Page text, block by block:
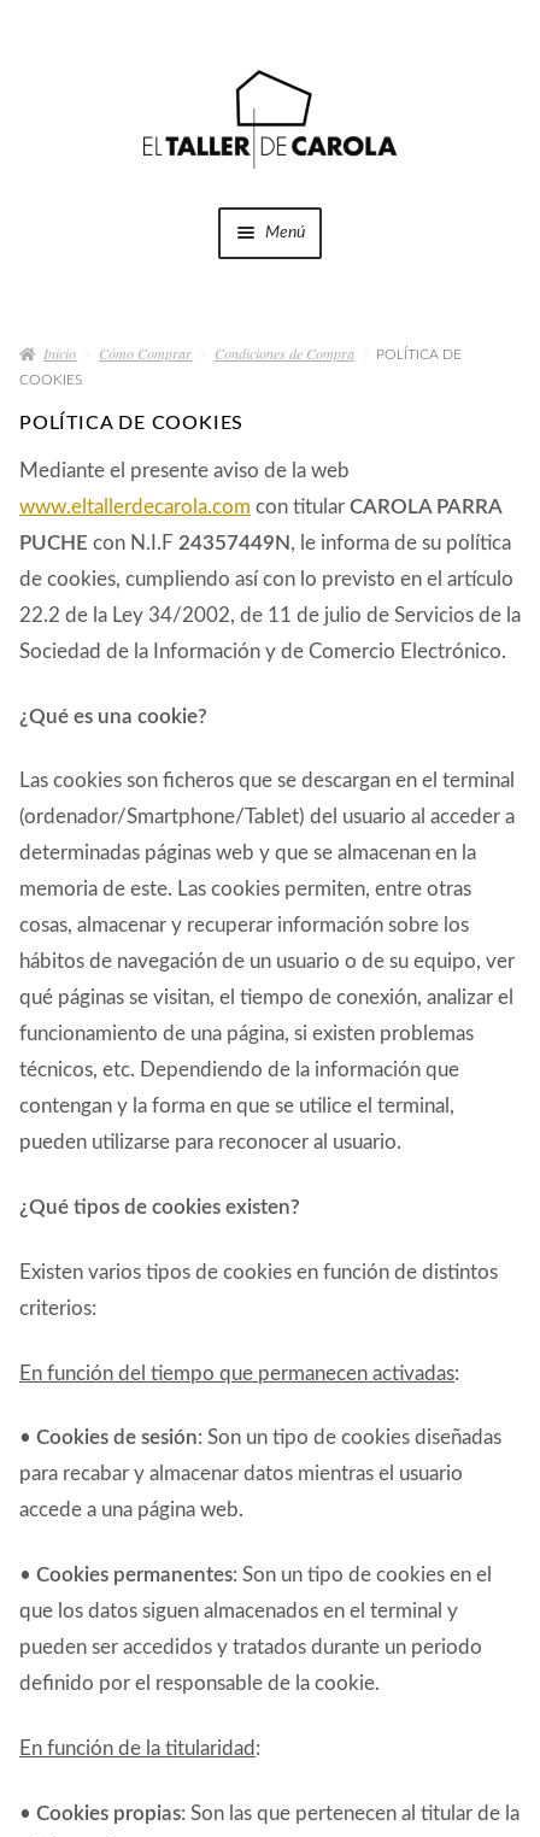
Menú
PROYECTOS
QUÉ HACEMOS
QUIÉNES SOMOS
Inicio Cómo Comprar Condiciones de Compra
POLÍTICA DE
COOKIES
POLÍTICA DE COOKIES
Mediante el presente aviso de la web
www.eltallerdecarola.com con titular CAROLA PARRA
PUCHE con N.I.F 24357449N , le informa de su política
de cookies, cumpliendo así con lo previsto en el artículo
22.2 de la Ley 34/2002, de 11 de julio de Servicios de la
Sociedad de la Información y de Comercio Electrónico.
¿Qué es una cookie?
Las cookies son ficheros que se descargan en el terminal
(ordenador/Smartphone/Tablet) del usuario al acceder a
determinadas páginas web y que se almacenan en la
memoria de este. Las cookies permiten, entre otras
cosas, almacenar y recuperar información sobre los
hábitos de navegación de un usuario o de su equipo, ver
qué páginas se visitan, el tiempo de conexión, analizar el
funcionamiento de una página, si existen problemas
técnicos, etc. Dependiendo de la información que
contengan y la forma en que se utilice el terminal,
pueden utilizarse para reconocer al usuario.
¿Qué tipos de cookies existen?
Existen varios tipos de cookies en función de distintos
criterios:
En función del tiempo que permanecen activadas:
• Cookies de sesión: Son un tipo de cookies diseñadas
para recabar y almacenar datos mientras el usuario
accede a una página web.
• Cookies permanentes: Son un tipo de cookies en el
que los datos siguen almacenados en el terminal y
pueden ser accedidos y tratados durante un periodo
definido por el responsable de la cookie.
En función de la titularidad :
• Cookies propias: Son las que pertenecen al titular de la